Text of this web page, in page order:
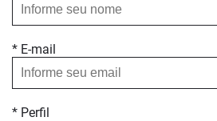
* E-mail
* Perfil